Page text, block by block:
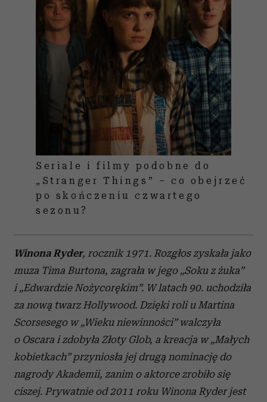
społecznościowym, reklamowym i analitycznym.
Partnerzy mogą połączyć te informacje z innymi danymi
otrzymanymi od Ciebie lub uzyskanymi podczas
korzystania z ich usług.
Seriale i filmy podobne do
„Stranger Things” – co obejrzeć
po skończeniu czwartego
sezonu?
Winona Ryder, rocznik 1971. Rozgłos zyskała jako
muza Tima Burtona, zagrała w jego „Soku z żuka”
i „Edwardzie Nożycorękim”. W latach 90. uchodziła
za nową twarz Hollywood. Dzięki roli u Martina
Scorsesego w „Wieku niewinności” walczyła
o Oscara i zdobyła Złoty Glob, a kreacja w „Małych
kobietkach” przyniosła jej drugą nominację do
nagrody Akademii, zanim o aktorce zrobiło się
ciszej. Prywatnie od 2011 roku Winona Ryder jest